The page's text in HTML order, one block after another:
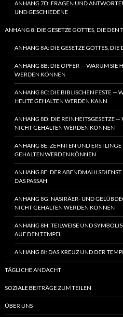
ANHANG 7D: FRAGEN UND
UND GESCHIEDENE
ANHANG 8: DIE GESETZE GOTTES, DIE DEN
ANHANG 8A: DIE GESETZE GOTTES, DIE
ANHANG 8B: DIE OPFER — WARUM SIE
WERDEN KÖNNEN
ANHANG 8C: DIE BIBLISCHEN FESTE —
HEUTE GEHALTEN WERDEN KANN
ANHANG 8D: DIE REINHEITSGESETZE —
NICHT GEHALTEN WERDEN KÖNNEN
ANHANG 8E: ZEHNTEN UND
GEHALTEN WERDEN KÖNNEN
ANHANG 8F: DER ABENDMAHLSDIENST
DAS PASSAH
ANHANG 8G: NASIRÄER- UND
NICHT GEHALTEN WERDEN KÖNNEN
ANHANG 8H: TEILWEISE UND
AUF DEN TEMPEL
ANHANG 8I: DAS KREUZ UND DER
TÄGLICHE ANDACHT
SOZIALE BEITRÄGE ZUM TEILEN
ÜBER UNS